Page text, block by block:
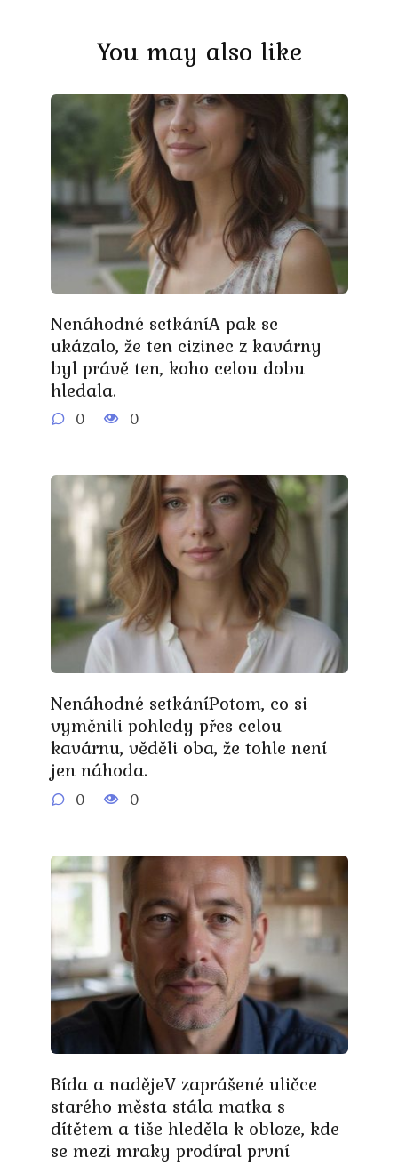
You may also like
Nenáhodné setkáníA pak se
ukázalo, že ten cizinec z kavárny
byl právě ten, koho celou dobu
hledala.
0 0
Nenáhodné setkáníPotom, co si
vyměnili pohledy přes celou
kavárnu, věděli oba, že tohle není
jen náhoda.
0 0
Bída a nadějeV zaprášené uličce
starého města stála matka s
dítětem a tiše hleděla k obloze, kde
se mezi mraky prodíral první